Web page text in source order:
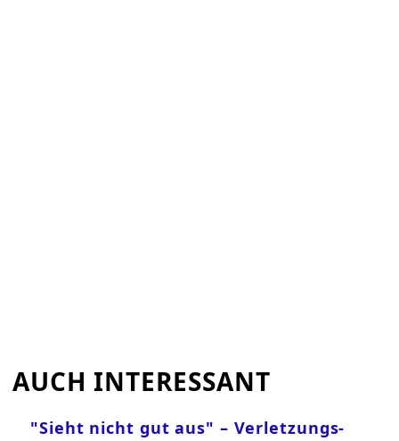
AUCH INTERESSANT
"Sieht nicht gut aus" – Verletzungs-